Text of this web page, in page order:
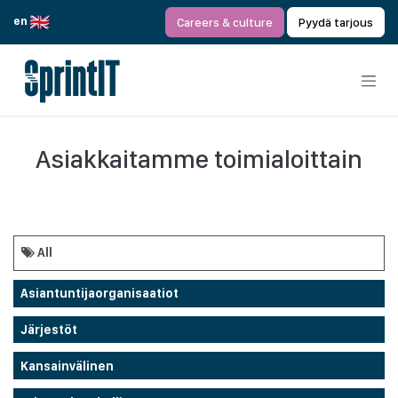
en
Careers & culture Pyydä tarjous
Asiakkaitamme toimialoittain
All
Asiantuntijaorganisaatiot
Järjestöt
Kansainvälinen